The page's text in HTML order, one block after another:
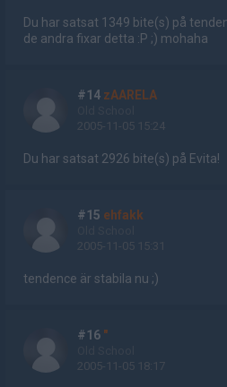
Du har satsat 1349 bite(s) på
de andra fixar detta :P ;) mohaha
#14 zAARELA
2005-11-05 15:24
Du har satsat 2926 bite(s) på Evita!
#15 ehfakk
2005-11-05 15:31
tendence är stabila nu ;)
#16 "
2005-11-05 18:17